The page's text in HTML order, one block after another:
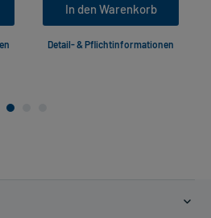
In den Warenkorb
Detail- & Pflichtinformationen